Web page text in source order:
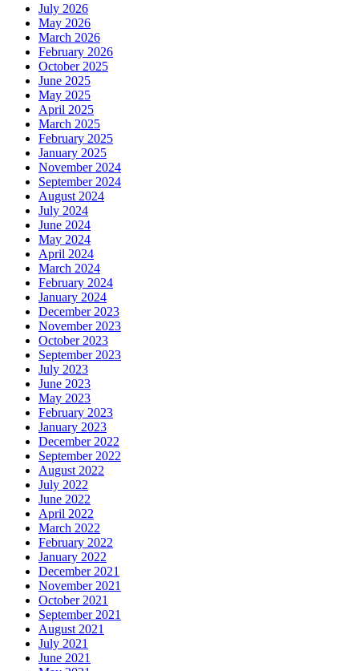
July 2026
May 2026
March 2026
February 2026
October 2025
June 2025
May 2025
April 2025
March 2025
February 2025
January 2025
November 2024
September 2024
August 2024
July 2024
June 2024
May 2024
April 2024
March 2024
February 2024
January 2024
December 2023
November 2023
October 2023
September 2023
July 2023
June 2023
May 2023
February 2023
January 2023
December 2022
September 2022
August 2022
July 2022
June 2022
April 2022
March 2022
February 2022
January 2022
December 2021
November 2021
October 2021
September 2021
August 2021
July 2021
June 2021